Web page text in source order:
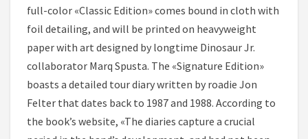
full-color «Classic Edition» comes bound in cloth with
foil detailing, and will be printed on heavyweight
paper with art designed by longtime Dinosaur Jr.
collaborator Marq Spusta. The «Signature Edition»
boasts a detailed tour diary written by roadie Jon
Felter that dates back to 1987 and 1988. According to
the book’s website, «The diaries capture a crucial